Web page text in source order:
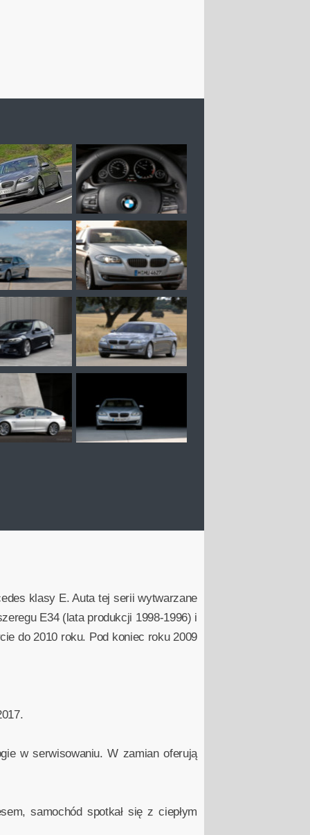
klasy E. Auta tej serii wytwarzane
E34 (lata produkcji 1998-1996) i
do 2010 roku. Pod koniec roku 2009
w serwisowaniu. W zamian oferują
samochód spotkał się z ciepłym